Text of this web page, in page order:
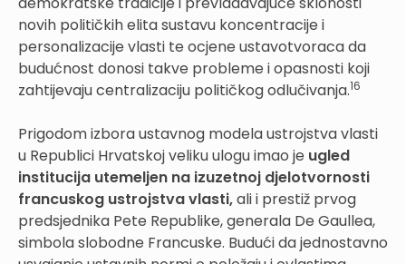
novih političkih elita sustavu koncentracije i
personalizacije vlasti te ocjene ustavotvoraca da
budućnost donosi takve probleme i opasnosti koji
zahtijevaju centralizaciju političkog odlučivanja.16
Prigodom izbora ustavnog modela ustrojstva vlasti
u Republici Hrvatskoj veliku ulogu imao je ugled
institucija utemeljen na izuzetnoj djelotvornosti
francuskog ustrojstva vlasti,ali i prestiž prvog
predsjednika Pete Republike, generala De Gaullea,
simbola slobodne Francuske. Budući da jednostavno